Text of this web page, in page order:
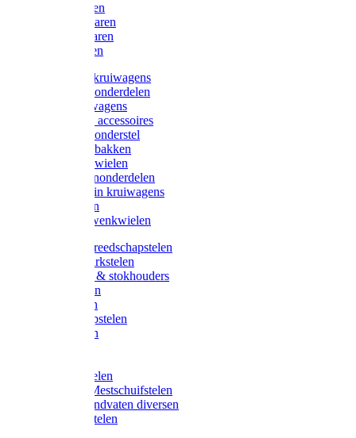
Snoeischaren
Heggenscharen
Takkenscharen
Snoeimessen
Landbouwkruiwagens
Kruiwagenonderdelen
Bouwkruiwagens
Kruiwagen accessoires
Kruiwagenonderstel
Kruiwagenbakken
Kruiwagenwielen
Steekwagenonderdelen
Huis en Tuin kruiwagens
Steekwagen
Bok- en Zwenkwielen
Overige gereedschapstelen
Bezem-/Harkstelen
Handvaten & stokhouders
Hamerstelen
Spadestelen
Graanschopstelen
Schopstelen
Gardena stelen
Sneeuw- /Mestschuifstelen
Stelen / Handvaten diversen
Telescoopstelen